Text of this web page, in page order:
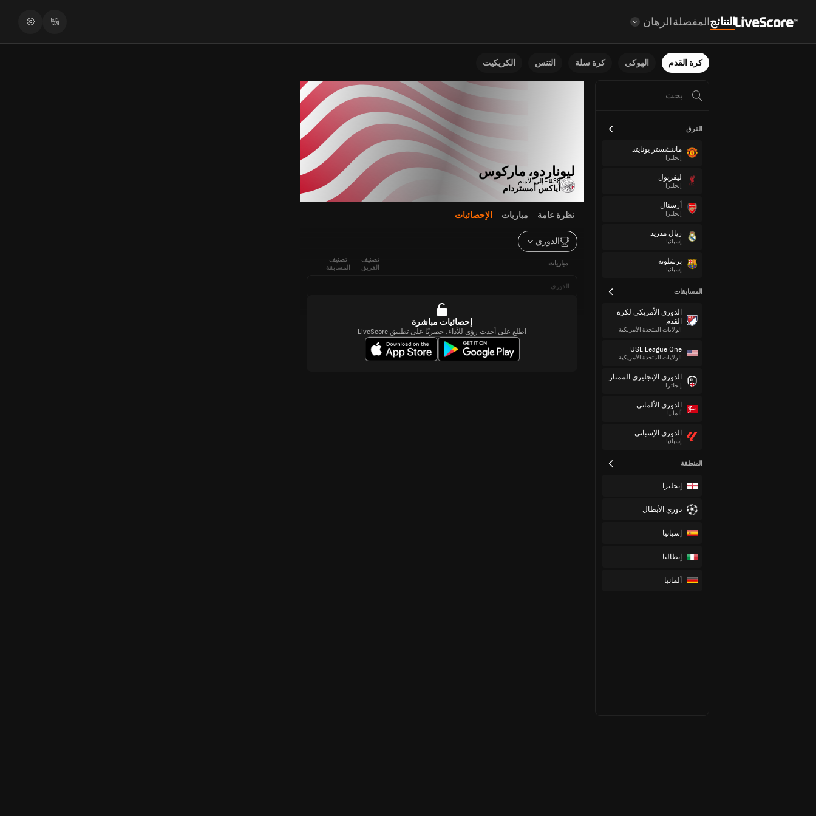
النتائجالمفضلةالرهان
كرة القدم الهوكي كرة سلة التنس الكريكيت
الفرق
مانتشستر يونايتد
إنجلترا
ليفربول
إنجلترا
أرسنال
إنجلترا
ريال مدريد
إسبانيا
برشلونة
إسبانيا
المسابقات
الدوري الأمريكي لكرة
القدم
الولايات المتحدة الأمريكية
USL League One
الولايات المتحدة الأمريكية
الدوري الإنجليزي الممتاز
إنجلترا
الدوري الألماني
ألمانيا
الدوري الإسباني
إسبانيا
المنطقة
إنجلترا
دوري الأبطال
إسبانيا
إيطاليا
ألمانيا
ليوناردو، ماركوس
#38 - إلى الأمام
أياكس أمستردام
نظرة عامة مباريات الإحصائيات
الدوري
مباريات
تصنيف
الفريق
تصنيف
المسابقة
الدوري
إحصائيات مباشرة
اطلع على أحدث رؤى للأداء، حصريًا على تطبيق LiveScore